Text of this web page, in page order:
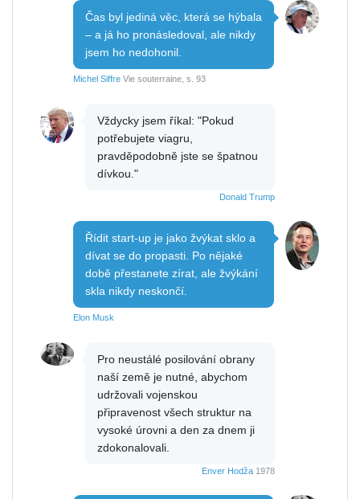
Čas byl jediná věc, která se hýbala
– a já ho pronásledoval, ale nikdy
jsem ho nedohonil.
Michel Siffre Vie souterraine, s. 93
Vždycky jsem říkal: "Pokud
potřebujete viagru,
pravděpodobně jste se špatnou
dívkou."
Donald Trump
Řídit start-up je jako žvýkat sklo a
dívat se do propasti. Po nějaké
době přestanete zírat, ale žvýkání
skla nikdy neskončí.
Elon Musk
Pro neustálé posilování obrany
naší země je nutné, abychom
udržovali vojenskou
připravenost všech struktur na
vysoké úrovni a den za dnem ji
zdokonalovali.
Enver Hodža 1978